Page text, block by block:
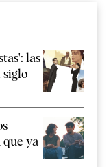
las
siglo
que ya